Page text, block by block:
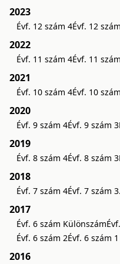
2023
Évf. 12 szám 4Évf. 12
2022
Évf. 11 szám 4Évf. 11
2021
Évf. 10 szám 4Évf. 10
2020
Évf. 9 szám 4Évf. 9 szám 3
2019
Évf. 8 szám 4Évf. 8 szám 3
2018
Évf. 7 szám 4Évf. 7 szám 3.
2017
Évf. 6 szám Különszám
Évf. 6 szám 2Évf. 6 szám 1
2016